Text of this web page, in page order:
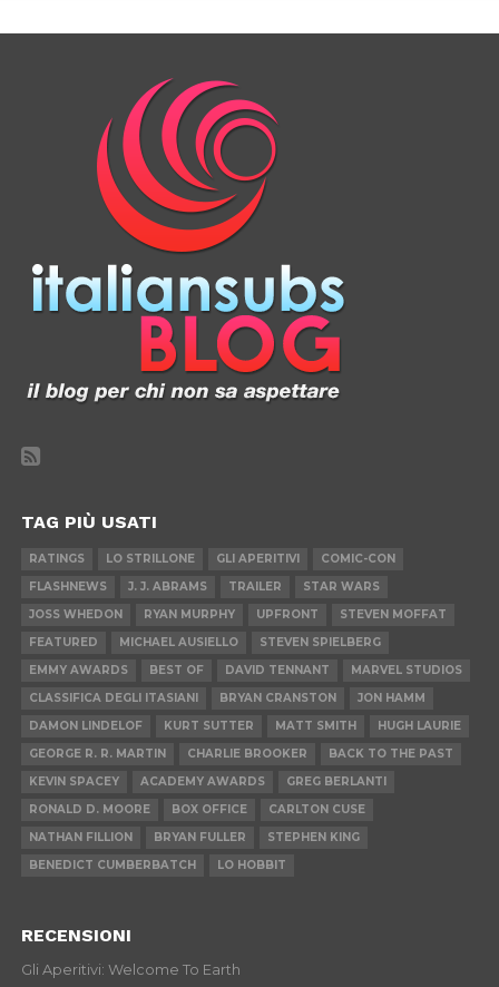
TAG PIÙ USATI
RATINGS LO STRILLONE GLI APERITIVI
COMIC-CON
FLASHNEWS
J. J. ABRAMS TRAILER
STAR WARS
JOSS WHEDON
RYAN MURPHY UPFRONT
STEVEN MOFFAT
FEATURED
MICHAEL AUSIELLO
STEVEN SPIELBERG
EMMY AWARDS
BEST OF DAVID TENNANT
MARVEL STUDIOS
CLASSIFICA DEGLI ITASIANI
BRYAN CRANSTON
JON HAMM
DAMON LINDELOF
KURT SUTTER MATT SMITH
HUGH LAURIE
GEORGE R. R. MARTIN
CHARLIE BROOKER
BACK TO THE PAST
KEVIN SPACEY
ACADEMY AWARDS
GREG BERLANTI
RONALD D. MOORE
BOX OFFICE
CARLTON CUSE
NATHAN FILLION
BRYAN FULLER
STEPHEN KING
BENEDICT CUMBERBATCH
LO HOBBIT
RECENSIONI
Gli Aperitivi: Welcome To Earth